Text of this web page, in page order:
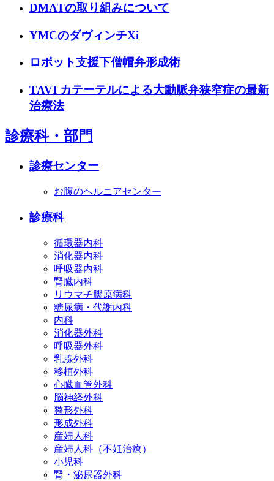
DMATの取り組みについて
YMCのダヴィンチXi
ロボット支援下僧帽弁形成術
TAVI カテーテルによる大動脈弁狭窄症の最新
治療法
診療科・部門
診療センター
お腹のヘルニアセンター
診療科
循環器内科
消化器内科
呼吸器内科
腎臓内科
リウマチ膠原病科
糖尿病・代謝内科
内科
消化器外科
呼吸器外科
乳腺外科
移植外科
心臓血管外科
脳神経外科
整形外科
形成外科
産婦人科
産婦人科（不妊治療）
小児科
腎・泌尿器外科